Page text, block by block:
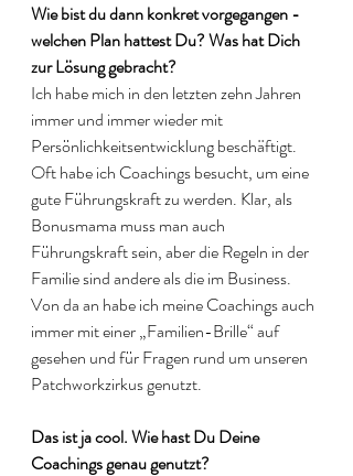
Wie bist du dann konkret vorgegangen -
welchen Plan hattest Du? Was hat Dich
zur Lösung gebracht?
Ich habe mich in den letzten zehn Jahren
immer und immer wieder mit
Persönlichkeitsentwicklung beschäftigt.
Oft habe ich Coachings besucht, um eine
gute Führungskraft zu werden. Klar, als
Bonusmama muss man auch
Führungskraft sein, aber die Regeln in der
Familie sind andere als die im Business.
Von da an habe ich meine Coachings auch
immer mit einer „Familien-Brille“ auf
gesehen und für Fragen rund um unseren
Patchworkzirkus genutzt.
Das ist ja cool. Wie hast Du Deine
Coachings genau genutzt?